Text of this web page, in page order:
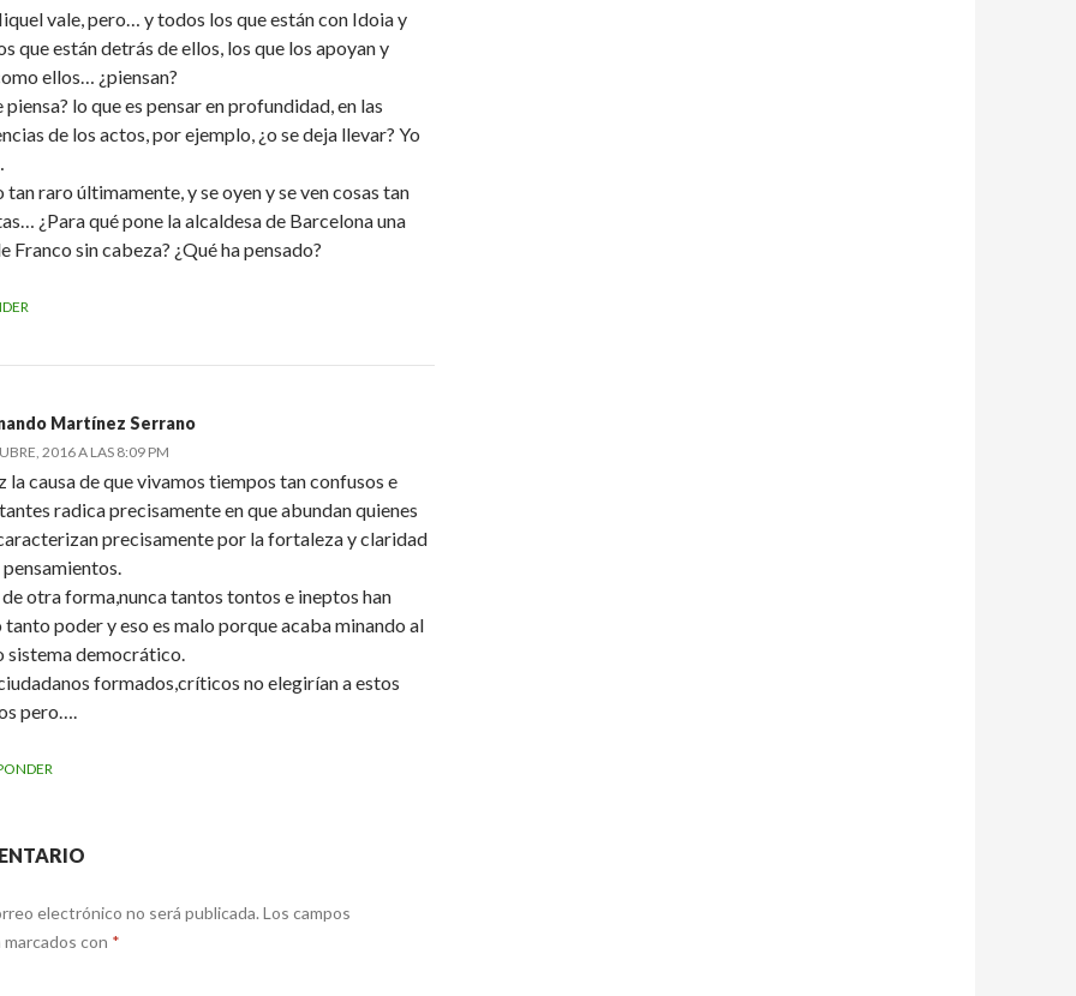
vale, pero… y todos los que están con Idoia y
que están detrás de ellos, los que los apoyan y
ellos… ¿piensan?
piensa? lo que es pensar en profundidad, en las
de los actos, por ejemplo, ¿o se deja llevar? Yo
tan raro últimamente, y se oyen y se ven cosas tan
¿Para qué pone la alcaldesa de Barcelona una
Franco sin cabeza? ¿Qué ha pensado?
Martínez Serrano
2016 A LAS 8:09 PM
la causa de que vivamos tiempos tan confusos e
radica precisamente en que abundan quienes
precisamente por la fortaleza y claridad
pensamientos.
otra forma,nunca tantos tontos e ineptos han
poder y eso es malo porque acaba minando al
sistema democrático.
formados,críticos no elegirían a estos
pero….
electrónico no será publicada. Los campos
con *